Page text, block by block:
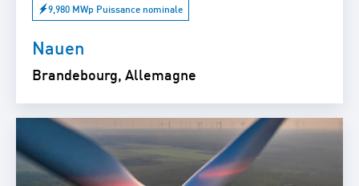
9,980 MWp Puissance nominale
Nauen
Brandebourg, Allemagne